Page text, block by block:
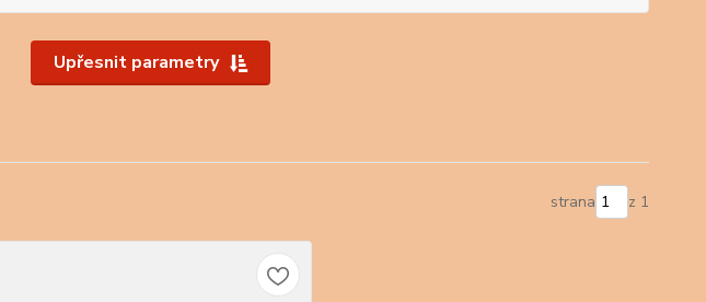
Upřesnit parametry
strana z 1